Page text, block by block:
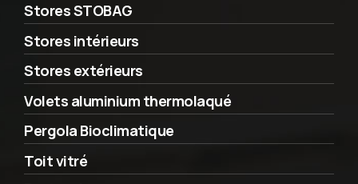
Stores STOBAG
Stores intérieurs
Stores extérieurs
Volets aluminium thermolaqué
Pergola Bioclimatique
Toit vitré